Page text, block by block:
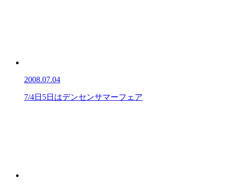
2008.07.04
7/4日5日はデンセンサマーフェア